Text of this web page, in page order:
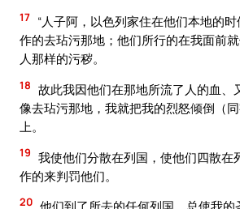
17 “人子阿，以色列家住在他们本地的
作的去玷污那地；他们所行的在我面前
人那样的污秽。
18 故此我因他们在那地所流了人的血、
像去玷污那地，我就把我的烈怒倾倒（
上。
19 我使他们分散在列国，使他们四散在
作的来判罚他们。
20